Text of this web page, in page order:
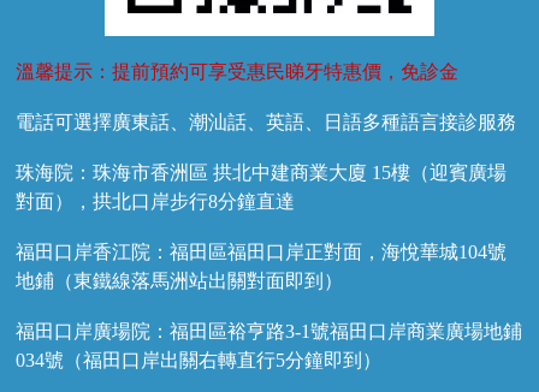
溫馨提示：提前預約可享受惠民睇牙特惠價，免診金
電話可選擇廣東話、潮汕話、英語、日語多種語言接診服務
珠海院：珠海市香洲區 拱北中建商業大廈 15樓（迎賓廣場
對面），拱北口岸步行8分鐘直達
福田口岸香江院：福田區福田口岸正對面，海悅華城104號
地鋪（東鐵線落馬洲站出關對面即到）
福田口岸廣場院：福田區裕亨路3-1號福田口岸商業廣場地鋪
034號（福田口岸出關右轉直行5分鐘即到）